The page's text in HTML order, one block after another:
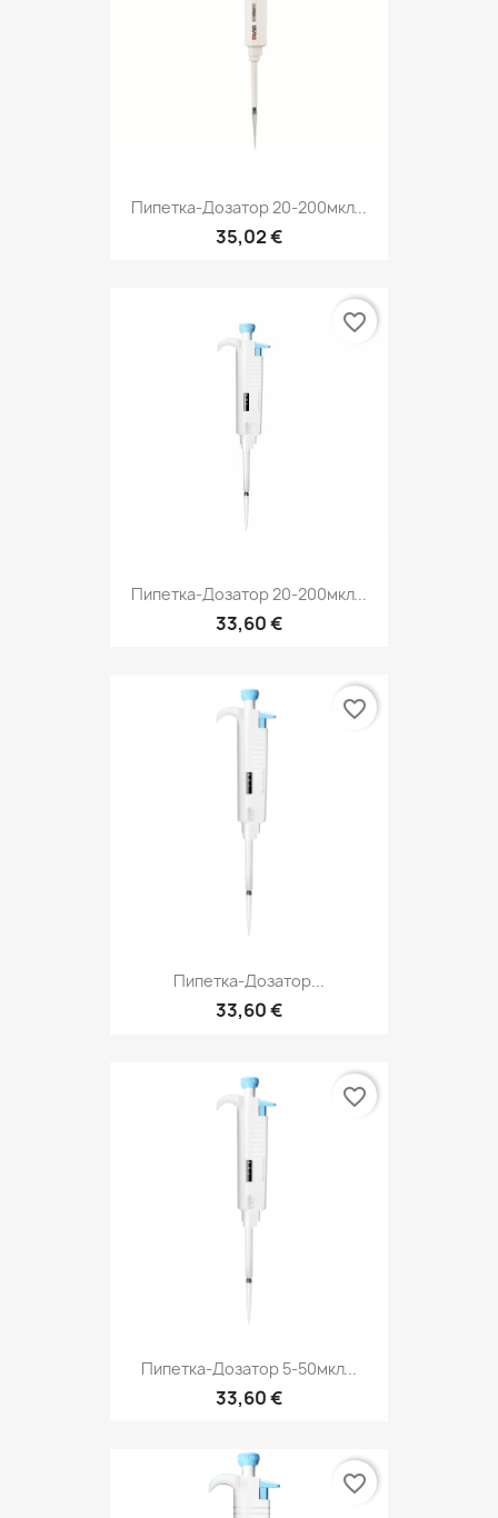
Пипетка-Дозатор 20-200мкл...
35,02 €
Пипетка-Дозатор 20-200мкл...
33,60 €
favorite_border
Пипетка-Дозатор...
33,60 €
favorite_border
Пипетка-Дозатор 5-50мкл...
33,60 €
favorite_border
favorite_border